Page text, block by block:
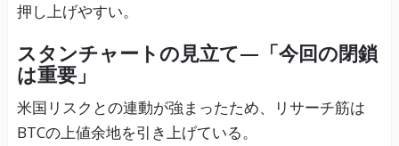
押し上げやすい。
スタンチャートの見立て—「今回の閉鎖
は重要」
米国リスクとの連動が強まったため、リサーチ筋は
BTCの上値余地を引き上げている。